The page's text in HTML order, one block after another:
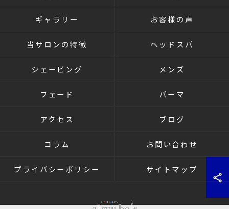
ギャラリー お客様の声
当サロンの特徴 ヘッドスパ
シェービング メンズ
フェード パーマ
アクセス ブログ
コラム お問い合わせ
プライバシーポリシー サイトマップ